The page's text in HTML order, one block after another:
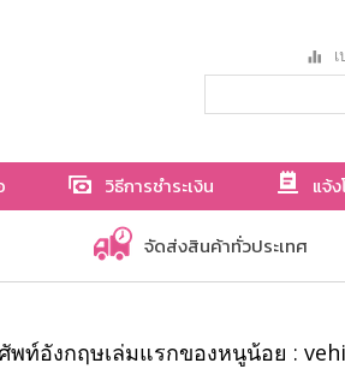
วิธีการชำระเงิน แจ้
จัดส่งสินค้าทั่วประเทศ
พท์อังกฤษเล่มแรกของหนูน้อย :